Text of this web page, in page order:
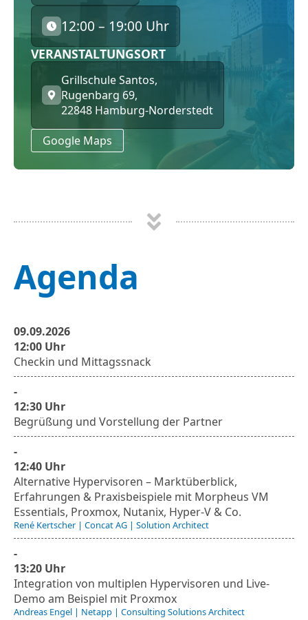
12:00 – 19:00 Uhr
VERANSTALTUNGSORT
Grillschule Santos,
Rugenbarg 69,
22848 Hamburg-Norderstedt
Google Maps
Agenda
09.09.2026
12:00 Uhr
Checkin und Mittagssnack
-
12:30 Uhr
Begrüßung und Vorstellung der Partner
-
12:40 Uhr
Alternative Hypervisoren – Marktüberblick,
Erfahrungen & Praxisbeispiele mit Morpheus VM
Essentials, Proxmox, Nutanix, Hyper-V & Co.
René Kertscher | Concat AG | Solution Architect
-
13:20 Uhr
Integration von multiplen Hypervisoren und Live-
Demo am Beispiel mit Proxmox
Andreas Engel | Netapp | Consulting Solutions Architect